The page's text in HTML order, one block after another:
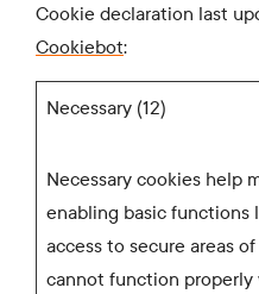
Cookie declaration last
Cookiebot:
Necessary (12)
Necessary cookies help
enabling basic functions
access to secure areas
cannot function